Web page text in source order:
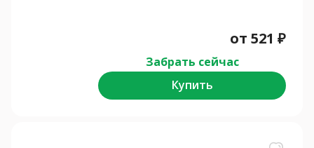
от 521 ₽
Забрать сейчас
Купить